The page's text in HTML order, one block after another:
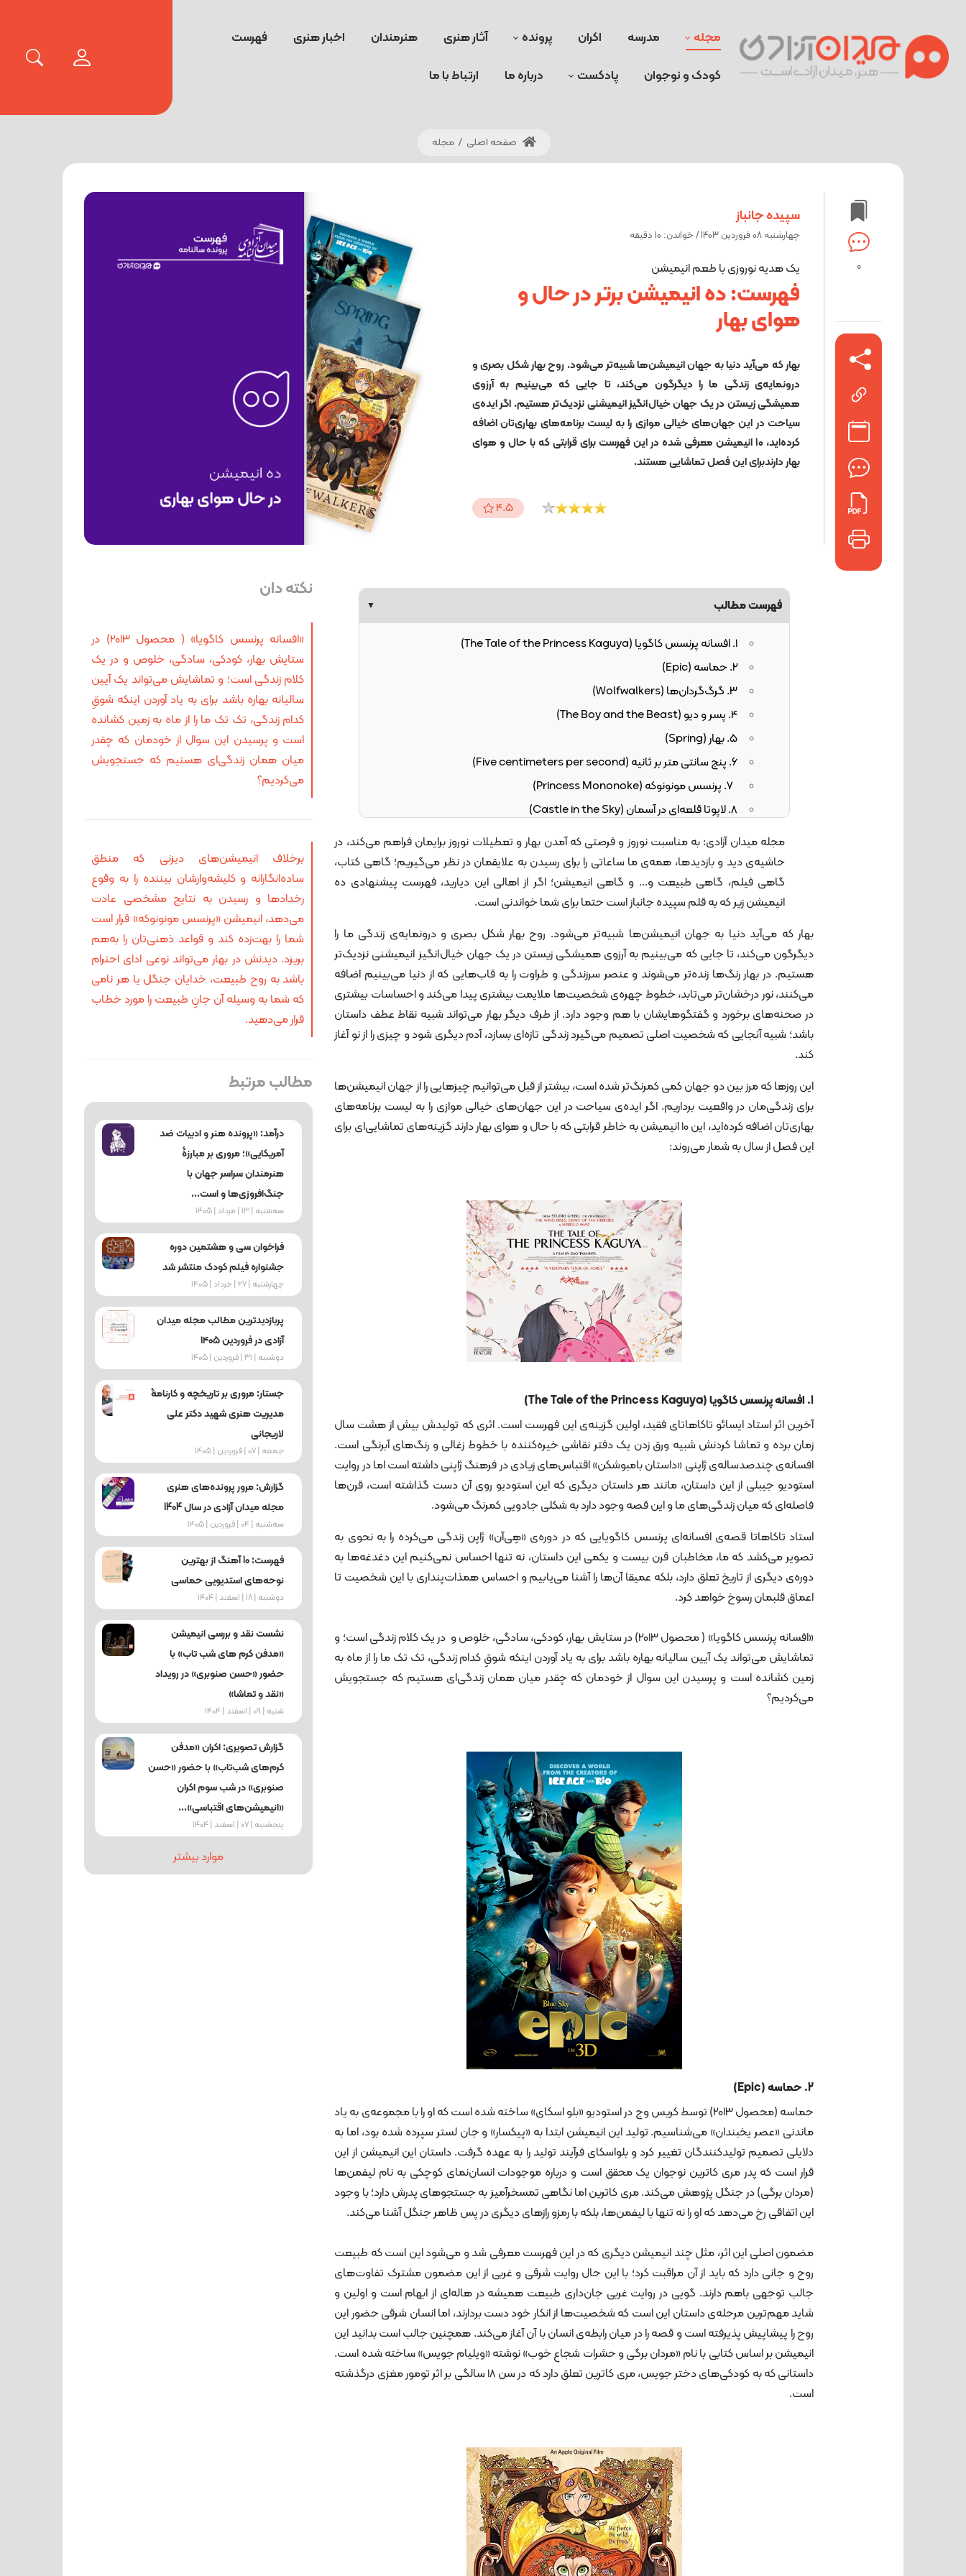
مجله مدرسه اکران پرونده آثار هنری هنرمندان اخبار هنری فهرست
کودک و نوجوان پادکست درباره ما ارتباط با ما
صفحه اصلی / مجله
0
سپیده جانباز
چهارشنبه 08 فروردین 1403 / خواندن: 10 دقیقه
یک هدیه نوروزی با طعم انیمیشن
فهرست: ده انیمیشن برتر در حال و
هوای بهار
بهار که می‌آید دنیا به جهان انیمیشن‌ها شبیه‌تر می‌شود. روح بهار شکل بصری و
درونمایه‌ی زندگی ما را دیگرگون می‌کند، تا جایی که می‌بینیم به آرزوی
همیشگی زیستن در یک جهان خیال‌انگیز انیمیشنی نزدیک‌تر هستیم. اگر ایده‌ی
سیاحت در این جهان‌های خیالی موازی را به لیست برنامه‌های بهاری‌تان اضافه
کرده‌اید، 10 انیمیشن معرفی شده در این فهرست برای قرابتی که با حال و هوای
بهار دارندبرای این فصل تماشایی‌ هستند.
4.5
فهرست مطالب ▼
1. افسانه پرنسس کاگویا (The Tale of the Princess Kaguya)
2. حماسه (Epic)
3. گرگ‌گردان‌ها (Wolfwalkers)
4. پسر و دیو (The Boy and the Beast)
5. بهار (Spring)
6. پنج سانتی متر بر ثانیه (Five centimeters per second)
8. لاپوتا قلعه‌ای در آسمان (Castle in the Sky)
10. خرس برادر (Brother bear)
مجله میدان آزادی: به مناسبت نوروز و فرصتی که آمدن بهار و تعطیلات نوروز برایمان فراهم می‌کند، در
حاشیه‌ی دید و بازدیدها، همه‌ی ما ساعاتی را برای رسیدن به علایقمان در نظر می‌گیریم؛ گاهی کتاب،
گاهی فیلم، گاهی طبیعت و... و گاهی انیمیشن؛ اگر از اهالی این دیارید، فهرست پیشنهادی ده
انیمیشن زیر که به قلم سپیده جانباز است حتما برای شما خواندنی است.
بهار که می‌آید دنیا به جهان انیمیشن‌ها شبیه‌تر می‌شود. روح بهار شکل بصری و درونمایه‌ی زندگی ما را
دیگرگون می‌کند، تا جایی که می‌بینیم به آرزوی همیشگی زیستن در یک جهان خیال‌انگیز انیمیشنی نزدیک‌تر
هستیم. در بهار رنگ‌ها زنده‌تر می‌شوند و عنصر سرزندگی و طراوت را به قاب‌هایی که از دنیا می‌بینیم اضافه
می‌کنند، نور درخشان‌تر می‌تابد، خطوط چهره‌ی شخصیت‌ها ملایمت بیشتری پیدا می‌کند و احساسات بیشتری
در صحنه‌ها‌ی برخورد و گفتگوهایشان با هم وجود دارد. از طرف دیگر بهار می‌تواند شبیه نقاط عطف داستان‌
باشد؛ شبیه آنجایی که شخصیت اصلی تصمیم می‌گیرد زندگی تازه‌ای بسازد، آدم دیگری شود و چیزی را از نو آغاز
کند.
این روزها که مرز بین دو جهان کمی کمرنگ‌تر شده است، بیشتر از قبل می‌توانیم چیزهایی را از جهان انیمیشن‌ها
برای زندگی‌مان در واقعیت برداریم. اگر ایده‌ی سیاحت در این جهان‌های خیالی موازی را به لیست برنامه‌های
بهاری‌تان اضافه کرده‌اید، این 10 انیمیشن به خاطر قرابتی که با حال و هوای بهار دارند گزینه‌های تماشایی‌ای برای
این فصل از سال به شمار می‌روند:
1. افسانه پرنسس کاگویا (The Tale of the Princess Kaguya)
آخرین اثر استاد ایسائو تاکاهاتای فقید، اولین گزینه‌ی این فهرست است. اثری که تولیدش بیش از هشت سال
زمان برده و تماشا کردنش شبیه ورق زدن یک دفتر نقاشی خیره‌کننده با خطوط زغالی و رنگ‌های آبرنگی‌ است.
افسانه‌ی چندصدساله‌ی ژاپنی «داستان بامبوشکن» اقتباس‌های زیادی در فرهنگ ژاپنی داشته است اما در روایت
استودیو جیبلی از این داستان، مانند هر داستان دیگری که این استودیو روی آن دست گذاشته است، قرن‌ها
فاصله‌ای که میان زندگی‌های ما و این قصه وجود دارد به شکلی جادویی کمرنگ می‌شود.
استاد تاکاهاتا قصه‌ی افسانه‌ای پرنسس کاگویایی که در دوره‌ی «هِی‌آن» ژاپن زندگی می‌کرده را به نحوی به
تصویر می‌کشد که ما، مخاطبان قرن بیست و یکمی این داستان، نه تنها احساس نمی‌کنیم این دغدغه‌ها به
دوره‌ی دیگری از تاریخ تعلق دارد، بلکه عمیقا آن‌ها را آشنا می‌یابیم و احساس همذات‌پنداری با این شخصیت تا
اعماق قلبمان رسوخ خواهد کرد.
«افسانه پرنسس کاگویا» ( محصول 2013) در ستایش بهار، کودکی، سادگی، خلوص و در یک کلام زندگی است؛ و
تماشایش می‌تواند یک آیین سالیانه بهاره باشد برای به یاد آوردن اینکه شوقِ کدام زندگی‌، تک تک ما را از ماه به
زمین کشانده است و پرسیدن این سوال از خودمان که چقدر میان همان زندگی‌ای هستیم که جستجویش
می‌کردیم؟
2. حماسه (Epic)
حماسه (محصول 2013) توسط کریس وج در استودیو «بلو اسکای» ساخته شده است که او را با مجموعه‌ی به یاد
ماندنی «عصر یخبندان» می‌شناسیم. تولید این انیمیشن ابتدا به «پیکسار» و جان لستر سپرده شده بود، اما به
دلایلی تصمیم تولیدکنندگان تغییر کرد و بلواسکای فرآیند تولید را به عهده گرفت. داستان این انیمیشن از این
قرار است که پدر مری کاترین نوجوان یک محقق است و درباره موجودات انسان‌نمای کوچکی به نام لیفمن‌ها
(مردان برگی) در جنگل پژوهش می‌کند. مری کاترین اما نگاهی تمسخرآمیز به جستجوهای پدرش دارد؛ با وجود
این اتفاقی رخ می‌دهد که او را نه تنها با لیفمن‌ها، بلکه با رمزو رازهای دیگری در پس ظاهر جنگل آشنا می‌کند.
مضمون اصلی این اثر، مثل چند انیمیشن دیگری که در این فهرست معرفی شد و می‌شود این است که طبیعت
روح و جانی دارد که باید از آن مراقبت کرد؛ با این حال روایت شرقی و غربی از این مضمون مشترک تفاوت‌های
جالب توجهی باهم دارند. گویی در روایت غربی جان‌داری طبیعت همیشه در هاله‌ای از ابهام است و اولین و
شاید مهم‌ترین مرحله‌ی داستان این است که شخصیت‌ها از انکار خود دست بردارند، اما انسان شرقی حضور این
روح را پیشاپیش پذیرفته است و قصه را در میان رابطه‌ی انسان با آن آغاز می‌کند. همچنین جالب است بدانید این
انیمیشن بر اساس کتابی با نام «مردان برگی و حشرات شجاع خوب» نوشته «ویلیام جویس» ساخته شده است.
داستانی که به کودکی‌های دختر جویس، مری کاترین تعلق دارد که در سن 18 سالگی بر اثر تومور مغزی درگذشته
است.
نکته دان
«افسانه پرنسس کاگویا» ( محصول 2013) در
ستایش بهار، کودکی، سادگی، خلوص و در یک
کلام زندگی است؛ و تماشایش می‌تواند یک آیین
سالیانه بهاره باشد برای به یاد آوردن اینکه شوقِ
کدام زندگی‌، تک تک ما را از ماه به زمین کشانده
است و پرسیدن این سوال از خودمان که چقدر
میان همان زندگی‌ای هستیم که جستجویش
می‌کردیم؟
برخلاف انیمیشن‌های دیزنی که منطق
ساده‌انگارانه و کلیشه‌وار‌شان بیننده را به وقوع
رخدادها و رسیدن به نتایج مشخصی عادت
می‌دهد، انیمیشن «پرنسس مونونوکه» قرار است
شما را بهت‌زده کند و قواعد ذهنی‌تان را به‌هم
بریزد. دیدنش در بهار می‌تواند نوعی ادای احترام
باشد به روح طبیعت، خدایان جنگل یا هر نامی
که شما به وسیله آن جانِ طبیعت را مورد خطاب
قرار می‌دهید.
مطالب مرتبط
درآمد: «پرونده هنر و ادبیات ضد
آمریکایی»؛ مروری بر مبارزۀ
هنرمندان سراسر جهان با
جنگ‌افروزی‌ها و است...
ﺳﻪشنبه | 13 | مرداد | 1405
فراخوان سی و هشتمین دوره
جشنواره فیلم کودک منتشر شد
چهارشنبه | 27 | خرداد | 1405
پربازدیدترین مطالب مجله میدان
آزادی در فروردین ۱۴۰۵
دوشنبه | 31 | فروردین | 1405
جستار: مروری بر تاریخچه و کارنامۀ
مدیریت هنری شهید دکتر علی
لاریجانی
جمعه | 07 | فروردین | 1405
گزارش: مرور پرونده‌های هنری
مجله میدان آزادی در سال 1404
ﺳﻪشنبه | 04 | فروردین | 1405
فهرست: 10 آهنگ از بهترین
نوحه‌های استدیویی حماسی
دوشنبه | 18 | اسفند | 1404
نشست نقد و بررسی انیمیشن
«مدفن کرم‌ های شب‌ تاب» با
حضور «حسن صنوبری» در رویداد
«نقد و تماشا»
شنبه | 09 | اسفند | 1404
گزارش تصویری: اکران «مدفن
کرم‌های شب‌تاب» با حضور «حسن
صنوبری» در شب سوم اکران
«انیمیشن‌های اقتباسی»...
پنجشنبه | 07 | اسفند | 1404
موارد بیشتر